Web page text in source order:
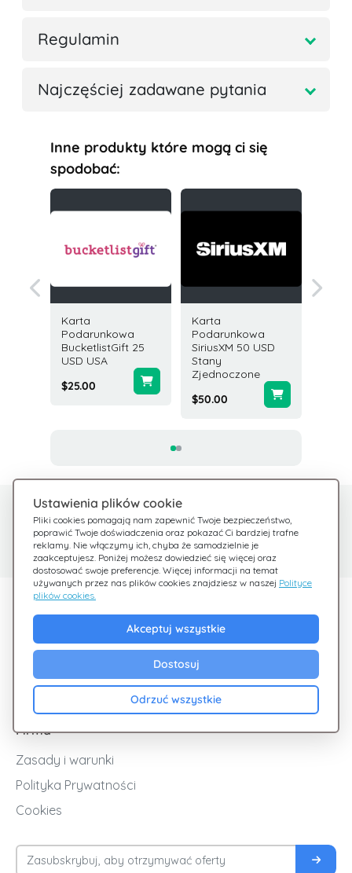
Regulamin
Najczęściej zadawane pytania
Inne produkty które mogą ci się
spodobać:
Karta
Podarunkowa
BucketlistGift 25
USD USA
$25.00
Karta
Podarunkowa
SiriusXM 50 USD
Stany
Zjednoczone
$50.00
Ustawienia plików cookie
Pliki cookies pomagają nam zapewnić Twoje bezpieczeństwo,
poprawić Twoje doświadczenia oraz pokazać Ci bardziej trafne
reklamy. Nie włączymy ich, chyba że samodzielnie je
zaakceptujesz. Poniżej możesz dowiedzieć się więcej oraz
dostosować swoje preferencje. Więcej informacji na temat
używanych przez nas plików cookies znajdziesz w naszej Polityce
plików cookies.
Akceptuj wszystkie
Dostosuj
Odrzuć wszystkie
Potrzebujesz pomocy?
Jesteśmy tu dla Ciebie
Centrum pomocy
Sprawdź nasze FAQ
Odkryj Giftsy
Cashback
Blog
Firma
Zasady i warunki
Polityka Prywatności
Cookies